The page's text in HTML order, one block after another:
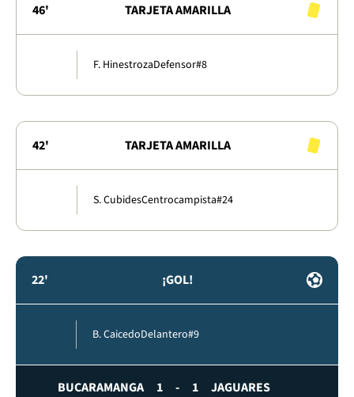
46' TARJETA AMARILLA
F. HinestrozaDefensor#8
42' TARJETA AMARILLA
S. CubidesCentrocampista#24
22' ¡GOL!
B. CaicedoDelantero#9
BUCARAMANGA 1 - 1 JAGUARES